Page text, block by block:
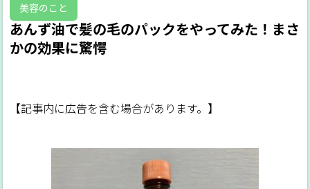
美容のこと
あんず油で髪の毛のパックをやってみた！まさ
かの効果に驚愕
【記事内に広告を含む場合があります。】